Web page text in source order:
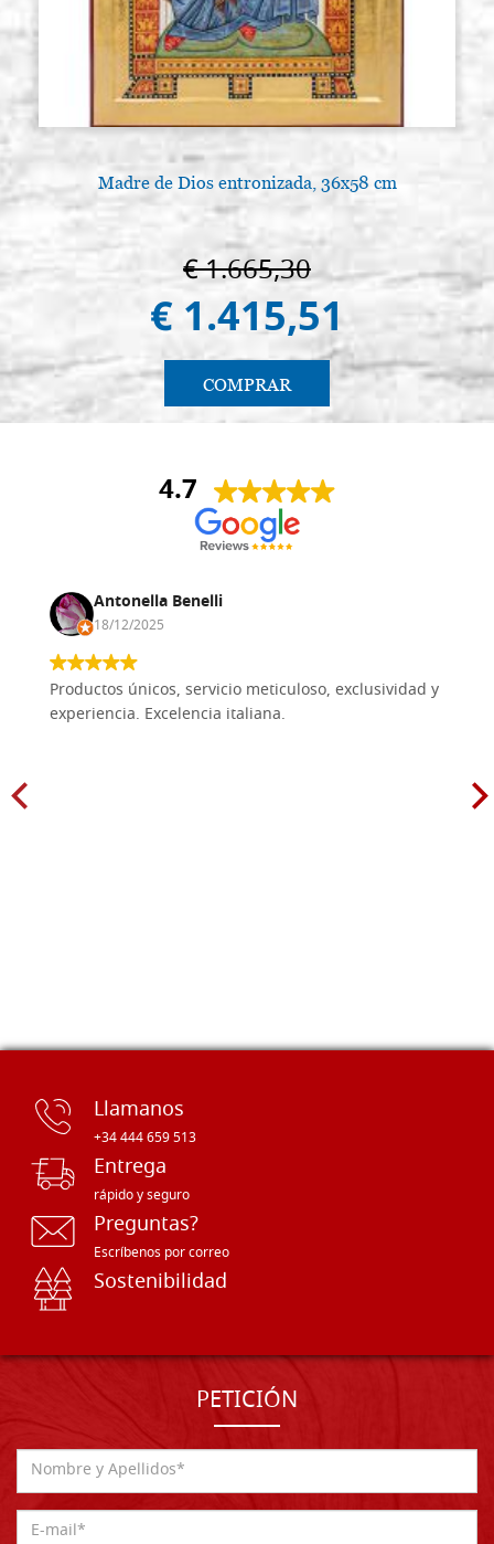
Madre de Dios entronizada, 36x58 cm
€ 1.665,30
€ 1.415,51
COMPRAR
4.7
Antonella Benelli
18/12/2025
Productos únicos, servicio meticuloso, exclusividad y
experiencia. Excelencia italiana.
Llamanos
+34 444 659 513
Entrega
rápido y seguro
Preguntas?
Escríbenos por correo
Sostenibilidad
PETICIÓN